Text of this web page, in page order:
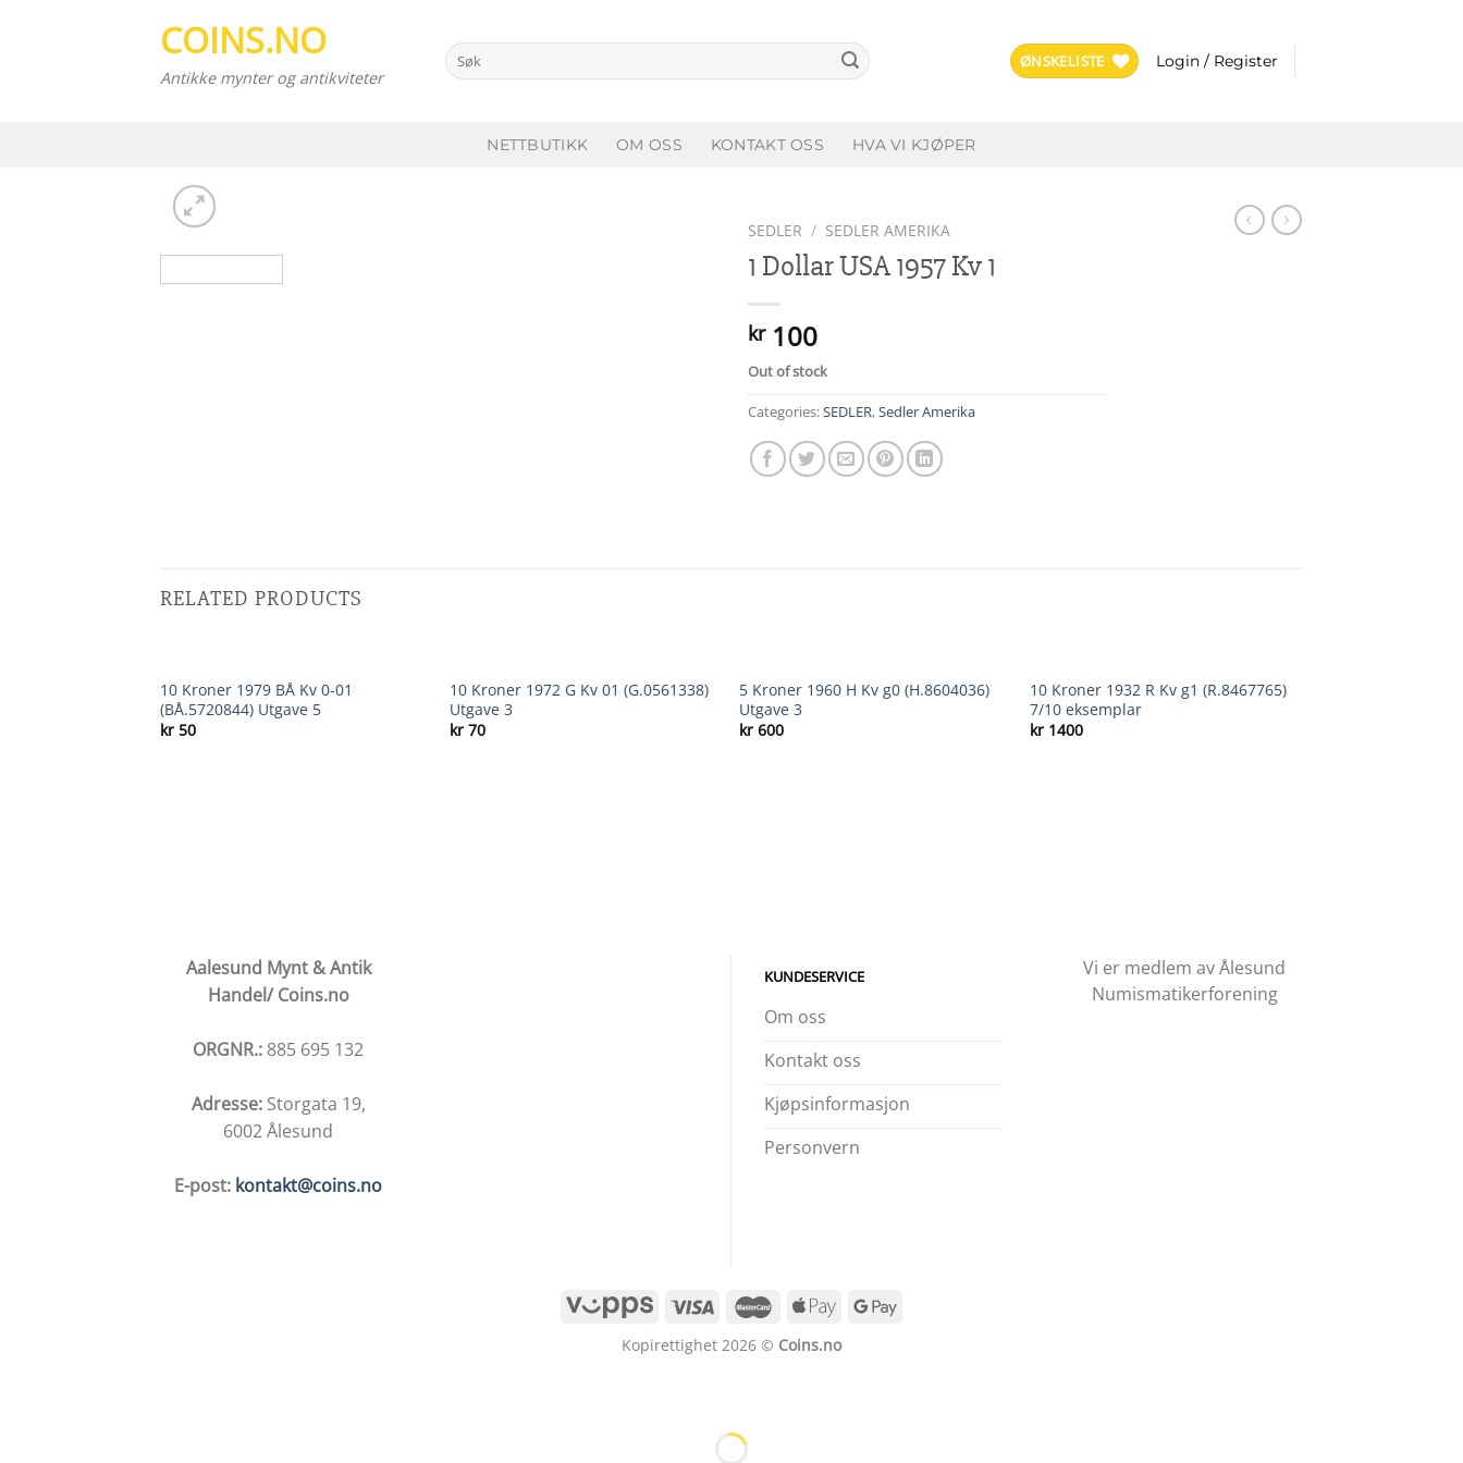
COINS.NO
Antikke mynter og antikviteter
Search
for:
ØNSKELISTE Login / Register
NETTBUTIKK OM OSS KONTAKT OSS HVA VI KJØPER
SEDLER / SEDLER AMERIKA
1 Dollar USA 1957 Kv 1
kr100
Out of stock
Categories:SEDLER,Sedler Amerika
RELATED PRODUCTS
OUT OF STOCK
10 Kroner 1979 BÅ Kv 0-01
(BÅ.5720844) Utgave 5
kr50
Add to
10 Kroner 1972 G Kv 01 (G.0561338)
Utgave 3
kr 70
Add to
OUT OF STOCK
5 Kroner 1960 H Kv g0 (H.8604036)
Utgave 3
kr 600
Add to
OUT OF STOCK
10 Kroner 1932 R Kv g1 (R.8467765)
7/10 eksemplar
kr1400
Aalesund Mynt & Antik
Handel/ Coins.no
ORGNR.: 885 695 132
Adresse: Storgata 19,
6002 Ålesund
E-post: kontakt@coins.no
KUNDESERVICE
Om oss
Kontakt oss
Kjøpsinformasjon
Personvern
Vi er medlem av Ålesund
Numismatikerforening
Kopirettighet 2026 © Coins.no